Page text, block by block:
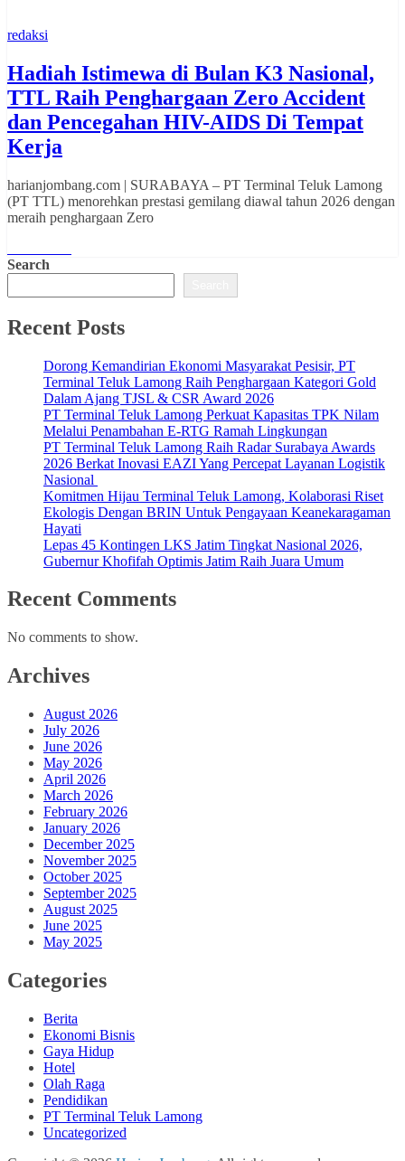
redaksi
Hadiah Istimewa di Bulan K3 Nasional,
TTL Raih Penghargaan Zero Accident
dan Pencegahan HIV-AIDS Di Tempat
Kerja
harianjombang.com | SURABAYA – PT Terminal Teluk Lamong
(PT TTL) menorehkan prestasi gemilang diawal tahun 2026 dengan
meraih penghargaan Zero
Search
Recent Posts
Dorong Kemandirian Ekonomi Masyarakat Pesisir, PT
Terminal Teluk Lamong Raih Penghargaan Kategori Gold
Dalam Ajang TJSL & CSR Award 2026
PT Terminal Teluk Lamong Perkuat Kapasitas TPK Nilam
Melalui Penambahan E-RTG Ramah Lingkungan
PT Terminal Teluk Lamong Raih Radar Surabaya Awards
2026 Berkat Inovasi EAZI Yang Percepat Layanan Logistik
Nasional
Komitmen Hijau Terminal Teluk Lamong, Kolaborasi Riset
Ekologis Dengan BRIN Untuk Pengayaan Keanekaragaman
Hayati
Lepas 45 Kontingen LKS Jatim Tingkat Nasional 2026,
Gubernur Khofifah Optimis Jatim Raih Juara Umum
Recent Comments
No comments to show.
Archives
August 2026
July 2026
June 2026
May 2026
April 2026
March 2026
February 2026
January 2026
December 2025
November 2025
October 2025
September 2025
August 2025
June 2025
May 2025
Categories
Berita
Ekonomi Bisnis
Gaya Hidup
Hotel
Olah Raga
Pendidikan
PT Terminal Teluk Lamong
Uncategorized